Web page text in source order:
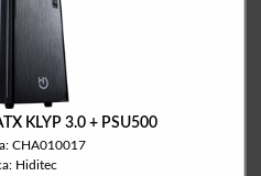
KLYP 3.0 + PSU500
CHA010017
Hiditec